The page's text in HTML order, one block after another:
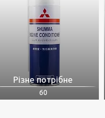
Різне потрібне
60